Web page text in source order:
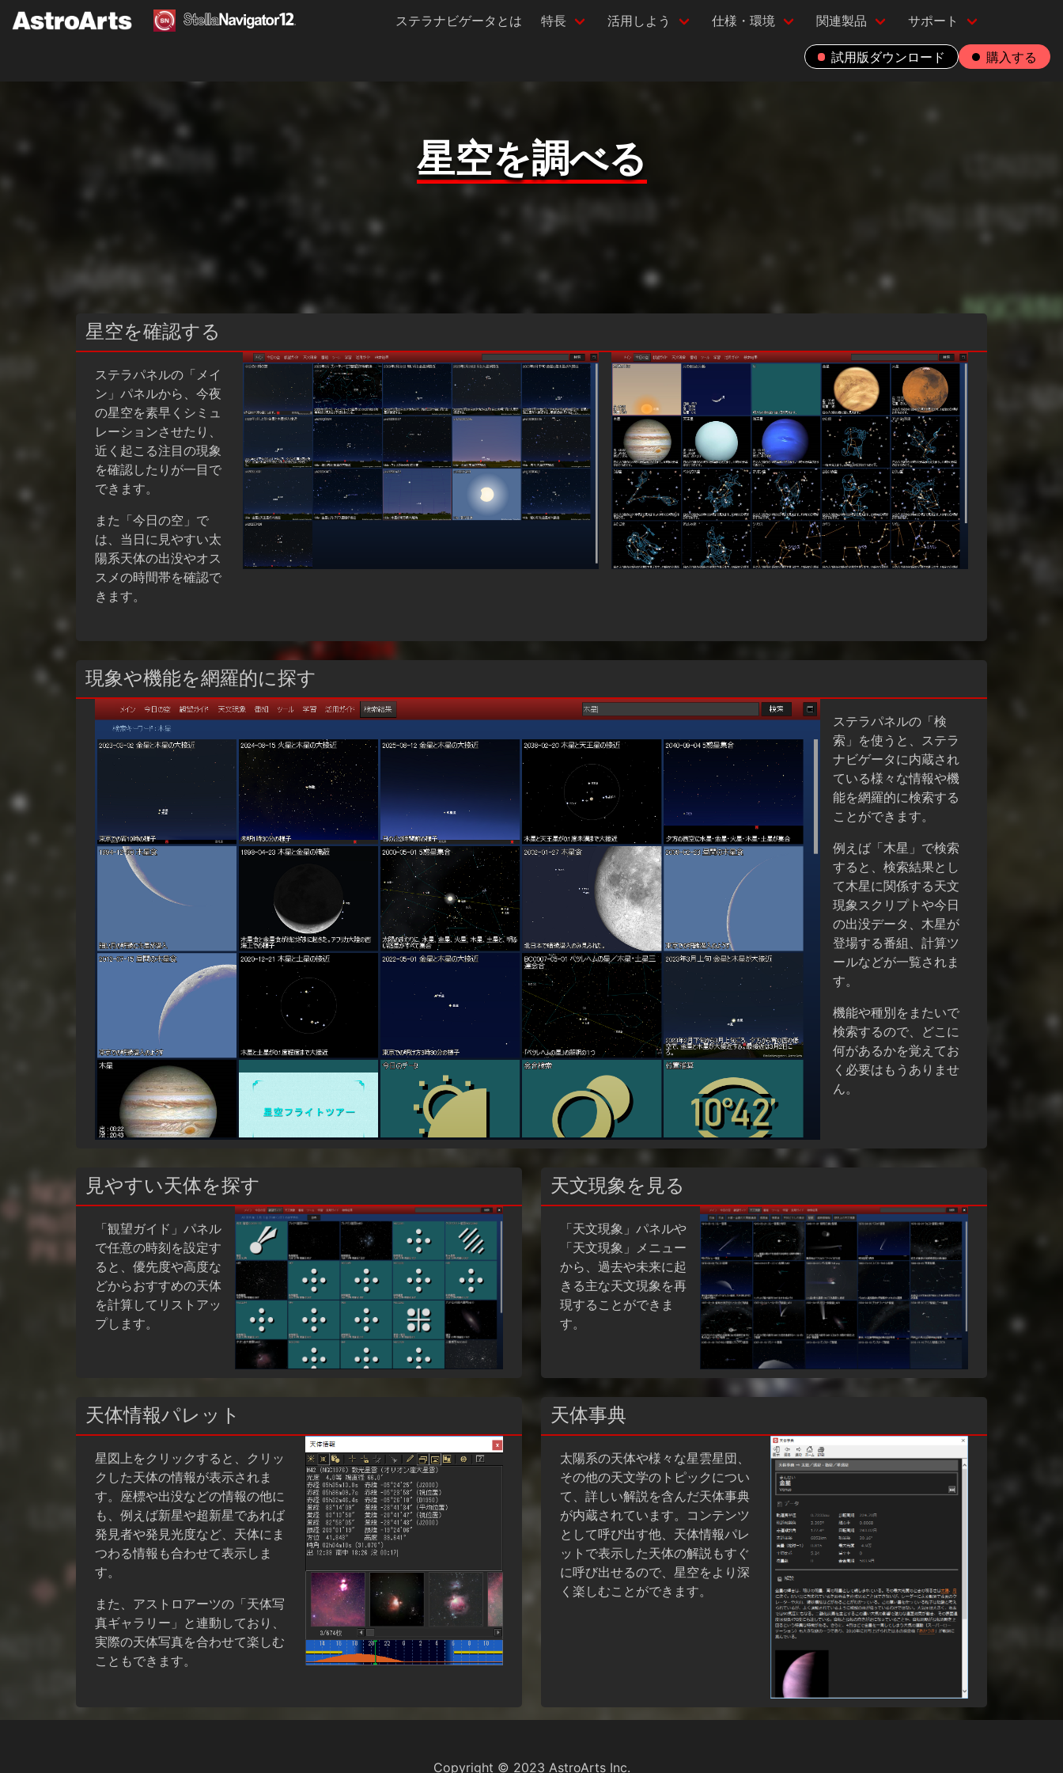
ステラナビゲータとは 特長 活用しよう 仕様・環境 関連製品 サポート
試用版ダウンロード 購入する
星空を調べる
星空を確認する
ステラパネルの「メイ
ン」パネルから、今夜
の星空を素早くシミュ
レーションさせたり、
近く起こる注目の現象
を確認したりが一目で
できます。
また「今日の空」で
は、当日に見やすい太
陽系天体の出没やオス
スメの時間帯を確認で
きます。
現象や機能を網羅的に探す
ステラパネルの「検
索」を使うと、ステラ
ナビゲータに内蔵され
ている様々な情報や機
能を網羅的に検索する
ことができます。
例えば「木星」で検索
すると、検索結果とし
て木星に関係する天文
現象スクリプトや今日
の出没データ、木星が
登場する番組、計算ツ
ールなどが一覧されま
す。
機能や種別をまたいで
検索するので、どこに
何があるかを覚えてお
く必要はもうありませ
ん。
見やすい天体を探す
「観望ガイド」パネル
で任意の時刻を設定す
ると、優先度や高度な
どからおすすめの天体
を計算してリストアッ
プします。
天文現象を見る
「天文現象」パネルや
「天文現象」メニュー
から、過去や未来に起
きる主な天文現象を再
現することができま
す。
天体情報パレット
星図上をクリックすると、クリッ
クした天体の情報が表示されま
す。座標や出没などの情報の他に
も、例えば新星や超新星であれば
発見者や発見光度など、天体にま
つわる情報も合わせて表示しま
す。
また、アストロアーツの「天体写
真ギャラリー」と連動しており、
実際の天体写真を合わせて楽しむ
こともできます。
天体事典
太陽系の天体や様々な星雲星団、
その他の天文学のトピックについ
て、詳しい解説を含んだ天体事典
が内蔵されています。コンテンツ
として呼び出す他、天体情報パレ
ットで表示した天体の解説もすぐ
に呼び出せるので、星空をより深
く楽しむことができます。
Copyright © 2023 AstroArts Inc.